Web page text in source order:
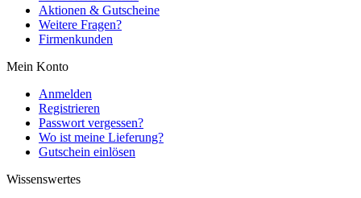
Aktionen & Gutscheine
Weitere Fragen?
Firmenkunden
Mein Konto
Anmelden
Registrieren
Passwort vergessen?
Wo ist meine Lieferung?
Gutschein einlösen
Wissenswertes